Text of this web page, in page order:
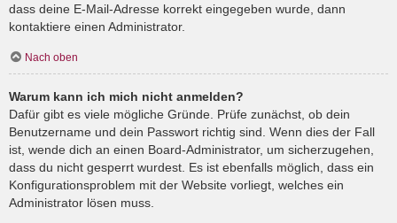
dass deine E-Mail-Adresse korrekt eingegeben wurde, dann
kontaktiere einen Administrator.
Nach oben
Warum kann ich mich nicht anmelden?
Dafür gibt es viele mögliche Gründe. Prüfe zunächst, ob dein
Benutzername und dein Passwort richtig sind. Wenn dies der Fall
ist, wende dich an einen Board-Administrator, um sicherzugehen,
dass du nicht gesperrt wurdest. Es ist ebenfalls möglich, dass ein
Konfigurationsproblem mit der Website vorliegt, welches ein
Administrator lösen muss.